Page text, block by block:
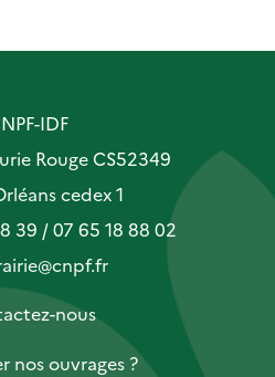
IDF
Rouge CS52349
cedex 1
39 / 07 65 18 88 02
nous
nos ouvrages ?